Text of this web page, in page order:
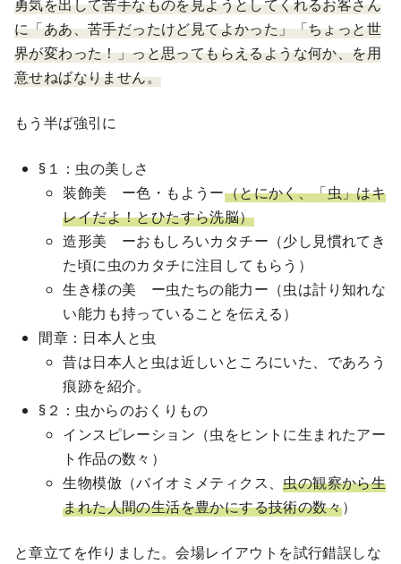
勇気を出して苦手なものを見ようとしてくれるお客さん
に「ああ、苦手だったけど見てよかった」「ちょっと世
界が変わった！」っと思ってもらえるような何か、を用
意せねばなりません。
もう半ば強引に
§１：虫の美しさ
装飾美 ー色・もようー（とにかく、「虫」はキ
レイだよ！とひたすら洗脳）
造形美 ーおもしろいカタチー（少し見慣れてき
た頃に虫のカタチに注目してもらう）
生き様の美 ー虫たちの能力ー（虫は計り知れな
い能力も持っていることを伝える）
間章：日本人と虫
昔は日本人と虫は近しいところにいた、であろう
痕跡を紹介。
§２：虫からのおくりもの
インスピレーション（虫をヒントに生まれたアー
ト作品の数々）
生物模倣（バイオミメティクス、虫の観察から生
まれた人間の生活を豊かにする技術の数々）
と章立てを作りました。会場レイアウトを試行錯誤しな